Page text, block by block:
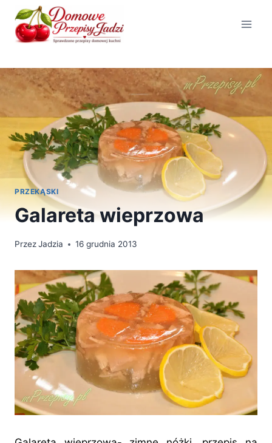
Przejdź
treści
PRZEKĄSKI
Galareta wieprzowa
PrzezJadzia 16 grudnia 2013